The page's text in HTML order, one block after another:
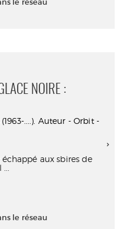
le réseau
NOIRE :
....). Auteur - Orbit -
aux sbires de
le réseau